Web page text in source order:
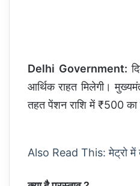
Delhi Government:
आर्थिक राहत मिलेगी।
तहत पेंशन राशि में ₹500 का
Also Read This: मेट्रो में